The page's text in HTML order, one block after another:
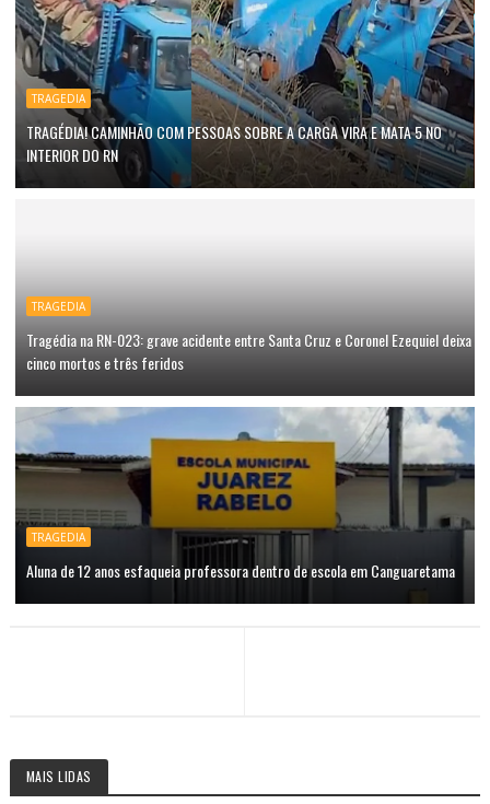
TRAGEDIA
TRAGÉDIA! CAMINHÃO COM PESSOAS SOBRE A CARGA VIRA E MATA 5 NO
INTERIOR DO RN
TRAGEDIA
Tragédia na RN-023: grave acidente entre Santa Cruz e Coronel Ezequiel deixa
cinco mortos e três feridos
TRAGEDIA
Aluna de 12 anos esfaqueia professora dentro de escola em Canguaretama
MAIS LIDAS